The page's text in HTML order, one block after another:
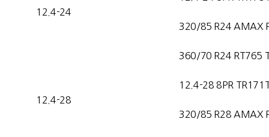
12.4-24
320/85 R24 AMAX
360/70 R24 RT765
12.4-28
12.4-28 8PR
320/85 R28 AMAX